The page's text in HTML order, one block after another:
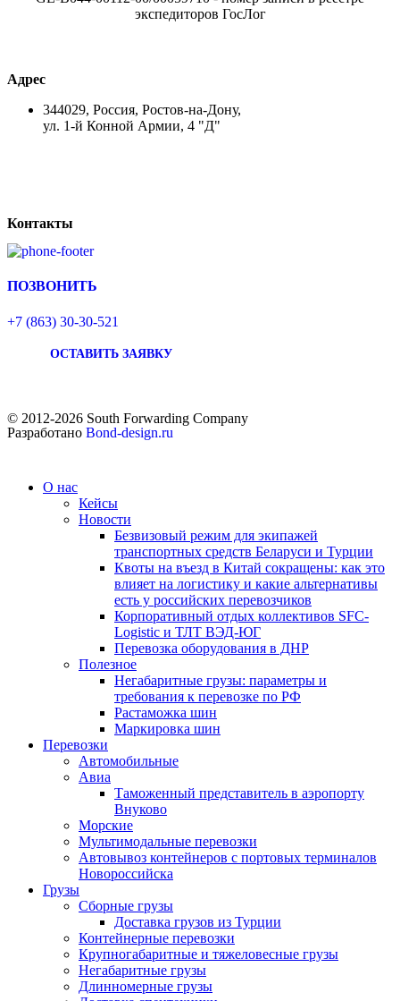
экспедиторов ГосЛог
Адрес
344029, Россия, Ростов-на-Дону,
ул. 1-й Конной Армии, 4 "Д"
Контакты
ПОЗВОНИТЬ
+7 (863) 30-30-521
ОСТАВИТЬ ЗАЯВКУ
© 2012-2026 South Forwarding Company
Разработано Bond-design.ru
О нас
Кейсы
Новости
Безвизовый режим для экипажей
транспортных средств Беларуси и Турции
Квоты на въезд в Китай сокращены: как это
влияет на логистику и какие альтернативы
есть у российских перевозчиков
Корпоративный отдых коллективов SFC-
Logistic и ТЛТ ВЭД-ЮГ
Перевозка оборудования в ДНР
Полезное
Негабаритные грузы: параметры и
требования к перевозке по РФ
Растаможка шин
Маркировка шин
Перевозки
Автомобильные
Авиа
Таможенный представитель в аэропорту
Внуково
Морские
Мультимодальные перевозки
Автовывоз контейнеров с портовых терминалов
Новороссийска
Грузы
Сборные грузы
Доставка грузов из Турции
Контейнерные перевозки
Крупногабаритные и тяжеловесные грузы
Негабаритные грузы
Длинномерные грузы